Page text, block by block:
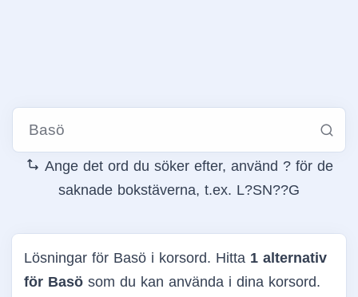
Ange det ord du söker efter, använd ? för de
saknade bokstäverna, t.ex. L?SN??G
Lösningar för Basö i korsord. Hitta 1 alternativ
för Basö som du kan använda i dina korsord.